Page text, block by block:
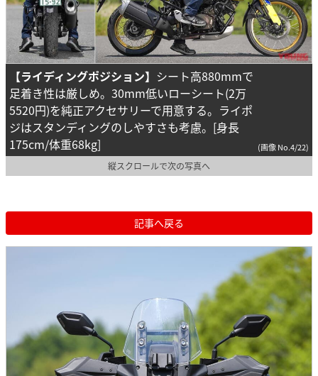
【ライディングポジション】 シート高880mmで
足着き性は厳しめ。30mm低いローシート(2万
5520円)を純正アクセサリーで用意する。ライポ
ジはスタンディングのしやすさも考慮。[身長
175cm/体重68kg]
(画像 No.4/22)
縦スクロールで次の写真へ
記事へ戻る